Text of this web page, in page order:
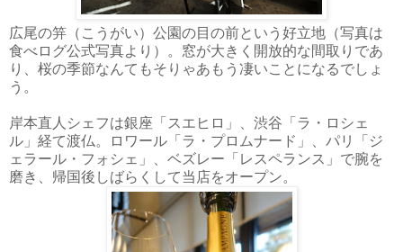
広尾の笄（こうがい）公園の目の前という好立地（写真は
食べログ公式写真より）。窓が大きく開放的な間取りであ
り、桜の季節なんてもそりゃあもう凄いことになるでしょ
う。
岸本直人シェフは銀座「スエヒロ」、渋谷「ラ・ロシェ
ル」経て渡仏。ロワール「ラ・プロムナード」、パリ「ジ
ェラール・フォシェ」、ベズレー「レスペランス」で腕を
磨き、帰国後しばらくして当店をオープン。